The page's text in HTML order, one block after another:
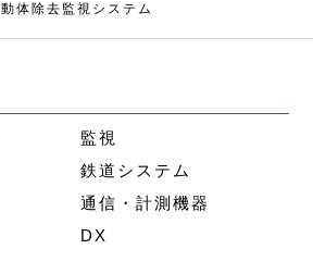
動体除去監視システム
監視
鉄道システム
通信・計測機器
DX